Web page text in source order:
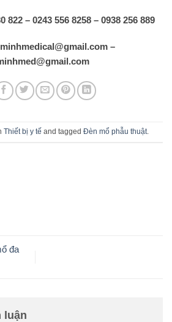
822 – 0243 556 8258 – 0938 256 889
–
Thiết bị y tế and tagged Đèn mổ phẫu thuật.
đa
luận